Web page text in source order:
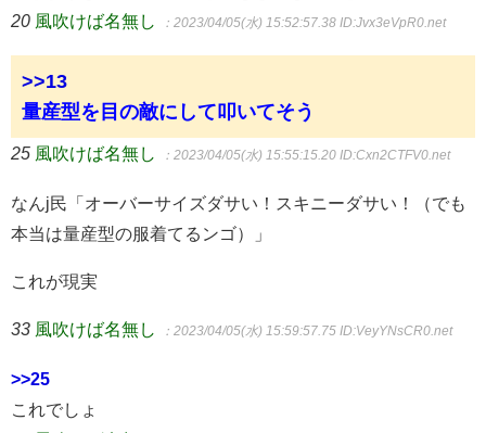
20 風吹けば名無し ：2023/04/05(水) 15:52:57.38 ID:Jvx3eVpR0.net
>>13
量産型を目の敵にして叩いてそう
25 風吹けば名無し ：2023/04/05(水) 15:55:15.20 ID:Cxn2CTFV0.net
なんj民「オーバーサイズダサい！スキニーダサい！（でも
本当は量産型の服着てるンゴ）」
これが現実
33 風吹けば名無し ：2023/04/05(水) 15:59:57.75 ID:VeyYNsCR0.net
>>25
これでしょ